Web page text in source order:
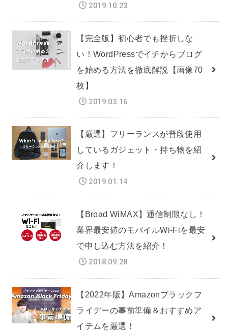
2019.10.23
【完全版】初心者でも挫折しな
い！WordPressでイチからブログ
を始める方法を徹底解説【画像70
枚】
2019.03.16
【厳選】フリーランスが普段使用
しているガジェット・持ち物を紹
介します！
2019.01.14
【Broad WiMAX】通信制限なし！
業界最安値のモバイルWi-Fiを最安
で申し込む方法を紹介！
2018.09.28
【2022年版】Amazonブラックフ
ライデーの事前準備＆おすすめア
イテムを厳選！